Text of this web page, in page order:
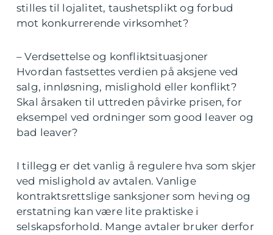
stilles til lojalitet, taushetsplikt og forbud
mot konkurrerende virksomhet?
– Verdsettelse og konfliktsituasjoner
Hvordan fastsettes verdien på aksjene ved
salg, innløsning, mislighold eller konflikt?
Skal årsaken til uttreden påvirke prisen, for
eksempel ved ordninger som good leaver og
bad leaver?
I tillegg er det vanlig å regulere hva som skjer
ved mislighold av avtalen. Vanlige
kontraktsrettslige sanksjoner som heving og
erstatning kan være lite praktiske i
selskapsforhold. Mange avtaler bruker derfor